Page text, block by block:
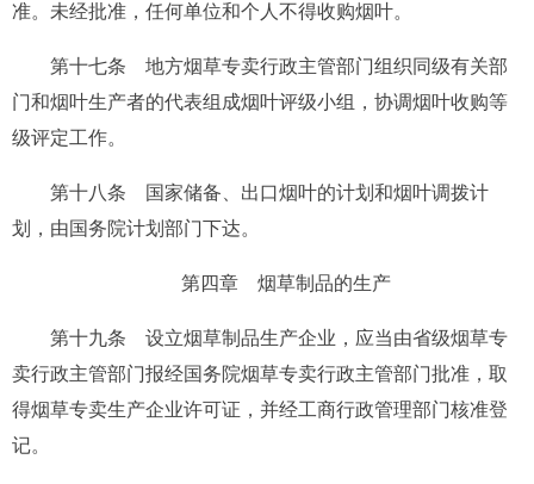
准。未经批准，任何单位和个人不得收购烟叶。
第十七条 地方烟草专卖行政主管部门组织同级有关部
门和烟叶生产者的代表组成烟叶评级小组，协调烟叶收购等
级评定工作。
第十八条 国家储备、出口烟叶的计划和烟叶调拨计
划，由国务院计划部门下达。
第四章 烟草制品的生产
第十九条 设立烟草制品生产企业，应当由省级烟草专
卖行政主管部门报经国务院烟草专卖行政主管部门批准，取
得烟草专卖生产企业许可证，并经工商行政管理部门核准登
记。